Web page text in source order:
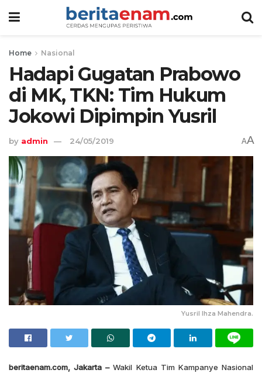
Home Nasional
Hadapi Gugatan Prabowo
di MK, TKN: Tim Hukum
Jokowi Dipimpin Yusril
by admin 24/05/2019 AA
Yusril Ihza Mahendra.
beritaenam.com, Jakarta –Wakil Ketua Tim Kampanye Nasional